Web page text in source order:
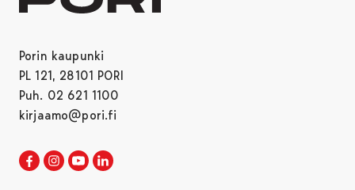
Porin kaupunki
PL 121, 28101 PORI
Puh. 02 621 1100
kirjaamo@pori.fi
Porin kaupunki Facebookissa
Avautuu uudessa välilehdessä
Porin kaupunki Instagramissa
Avautuu uudessa välilehdessä
Porin kaupunki Youtubessa
Avautuu uudessa välilehdessä